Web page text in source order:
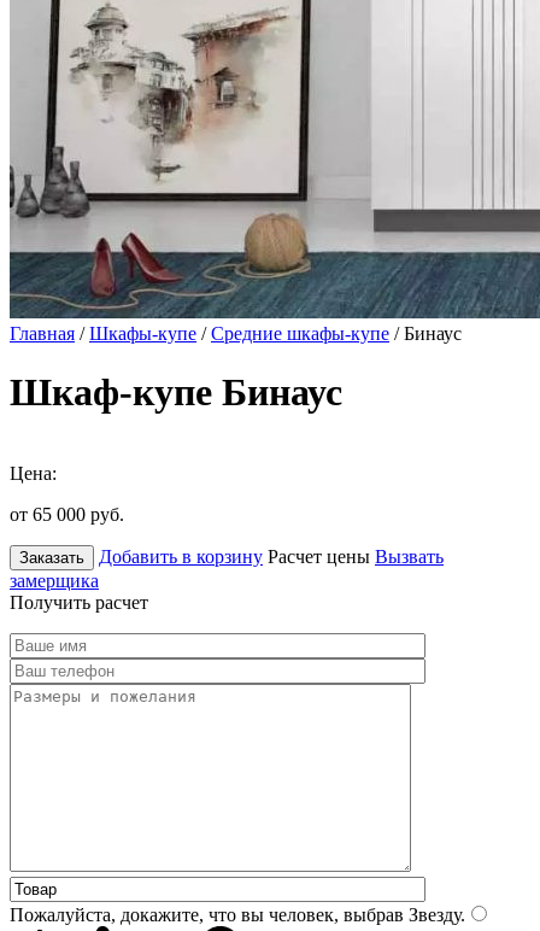
Главная /Шкафы-купе /Средние шкафы-купе / Бинаус
Шкаф-купе Бинаус
Цена:
от 65 000 руб.
Заказать Добавить в корзину Расчет цены Вызвать
замерщика
Получить расчет
Пожалуйста, докажите, что вы человек, выбрав Звезду.